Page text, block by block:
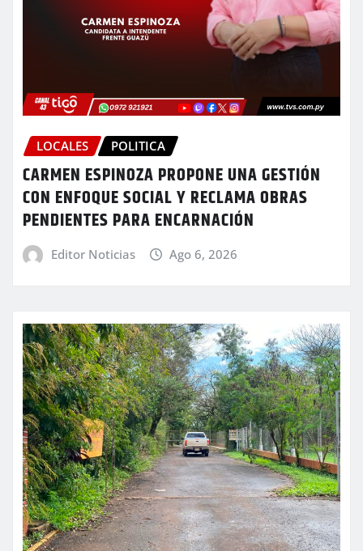
LOCALES POLITICA
CARMEN ESPINOZA PROPONE UNA GESTIÓN
CON ENFOQUE SOCIAL Y RECLAMA OBRAS
PENDIENTES PARA ENCARNACIÓN
Editor Noticias Ago 6, 2026